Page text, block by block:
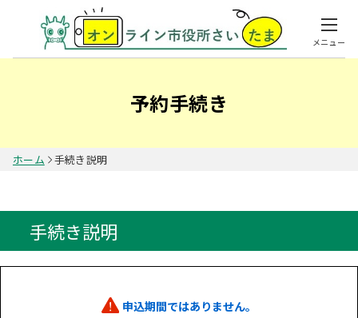
メニュー
予約手続き
ホーム 手続き説明
手続き説明
申込期間ではありません。